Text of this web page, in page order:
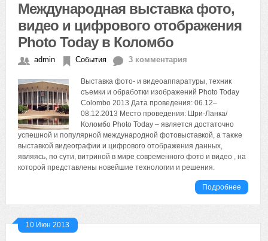
Международная выставка фото,
видео и цифрового отображения
Photo Today в Коломбо
admin События 3 комментария
Выставка фото- и видеоаппаратуры, техник
съемки и обработки изображений Photo Today
Colombo 2013 Дата проведения: 06.12–
08.12.2013 Место проведения: Шри-Ланка/
Коломбо Photo Today – является достаточно
успешной и популярной международной фотовыставкой, а также
выставкой видеографии и цифрового отображения данных,
являясь, по сути, витриной в мире современного фото и видео , на
которой представлены новейшие технологии и решения.
Подробнее
10 Июн 2013